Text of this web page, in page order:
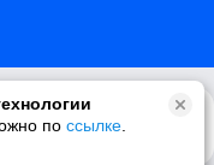
по ссылке